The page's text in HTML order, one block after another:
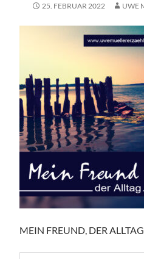
25. FEBRUAR 2022 UWE
MEIN FREUND, DER